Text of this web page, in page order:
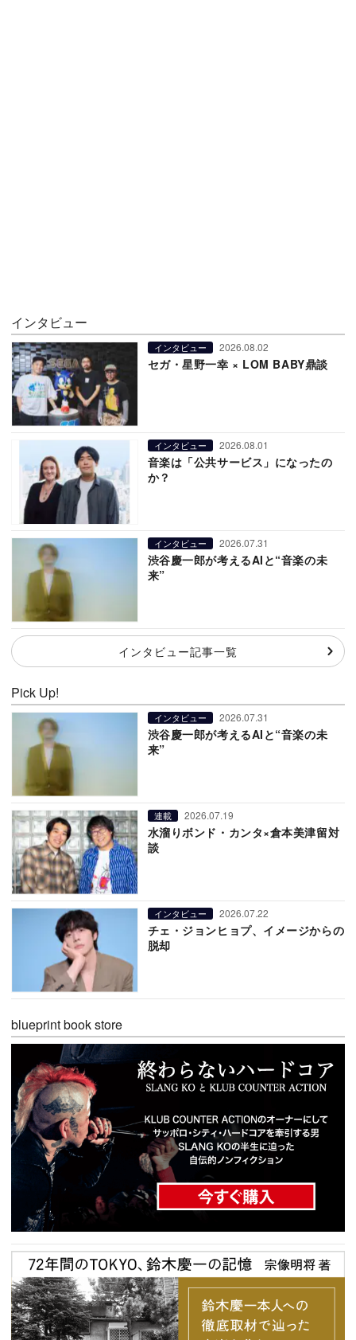
インタビュー
インタビュー 2026.08.02
セガ・星野一幸 × LOM BABY鼎談
インタビュー 2026.08.01
音楽は「公共サービス」になったの
か？
インタビュー 2026.07.31
渋谷慶一郎が考えるAIと“音楽の未
来”
インタビュー記事一覧
Pick Up!
インタビュー 2026.07.31
渋谷慶一郎が考えるAIと“音楽の未
来”
連載 2026.07.19
水溜りボンド・カンタ×倉本美津留対
談
インタビュー 2026.07.22
チェ・ジョンヒョプ、イメージからの
脱却
blueprint book store